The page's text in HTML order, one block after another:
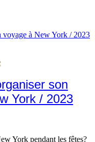
son
York / 2023
York pendant les fêtes?